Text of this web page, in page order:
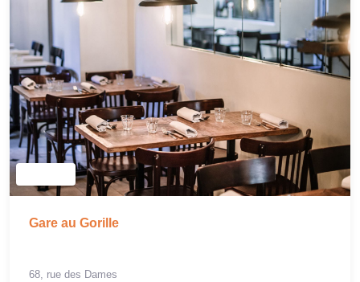
Gare au Gorille
68, rue des Dames